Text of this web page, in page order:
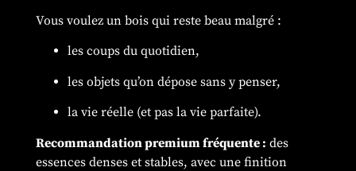
Vous voulez un bois qui reste beau malgré :
les coups du quotidien,
les objets qu’on dépose sans y penser,
la vie réelle (et pas la vie parfaite).
Recommandation premium fréquente : des
essences denses et stables, avec une finition